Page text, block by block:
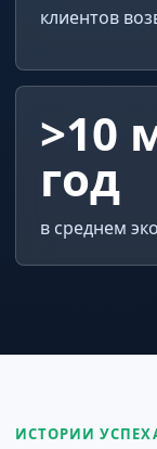
клиентов
>10
год
в среднем
ИСТОРИИ